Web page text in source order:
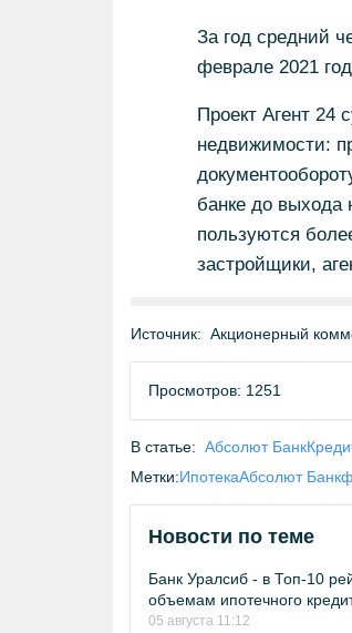
За год средний
феврале 2021
Проект Агент 24
недвижимости:
банке до выхода
пользуются
застройщики,
Источник: Акционерный
Просмотров: 1251
В статье: Абсолют Банк
Метки:ИпотекаАбсолют Банк
Новости по теме
Банк Уралсиб - в Топ-10
объемам ипотечного
05 августа 11:12